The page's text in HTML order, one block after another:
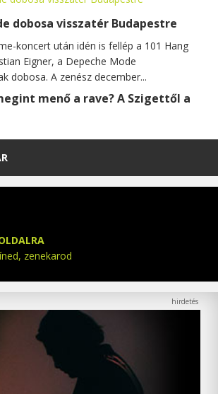
dobosa visszatér Budapestre
koncert után idén is fellép a 101 Hang
Eigner, a Depeche Mode
dobosa. A zenész december...
menő a rave? A Szigettől a
zenekarod